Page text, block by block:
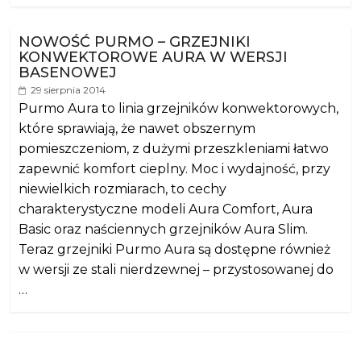
NOWOŚĆ PURMO – GRZEJNIKI
KONWEKTOROWE AURA W WERSJI
BASENOWEJ
29 sierpnia 2014
Purmo Aura to linia grzejników konwektorowych,
które sprawiają, że nawet obszernym
pomieszczeniom, z dużymi przeszkleniami łatwo
zapewnić komfort cieplny. Moc i wydajność, przy
niewielkich rozmiarach, to cechy
charakterystyczne modeli Aura Comfort, Aura
Basic oraz naściennych grzejników Aura Slim.
Teraz grzejniki Purmo Aura są dostępne również
w wersji ze stali nierdzewnej – przystosowanej do
…